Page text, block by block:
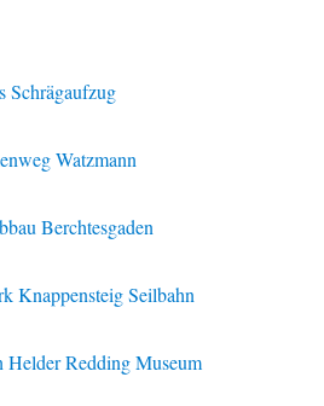
Schrägaufzug
Watzmann
Berchtesgaden
Knappensteig Seilbahn
Helder Redding Museum